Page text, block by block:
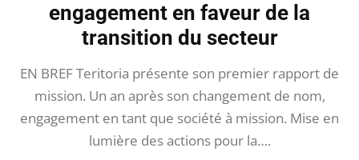
engagement en faveur de la
transition du secteur
EN BREF Teritoria présente son premier rapport de
mission. Un an après son changement de nom,
engagement en tant que société à mission. Mise en
lumière des actions pour la….